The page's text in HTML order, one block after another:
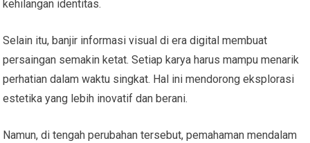
kehilangan identitas.
Selain itu, banjir informasi visual di era digital membuat
persaingan semakin ketat. Setiap karya harus mampu menarik
perhatian dalam waktu singkat. Hal ini mendorong eksplorasi
estetika yang lebih inovatif dan berani.
Namun, di tengah perubahan tersebut, pemahaman mendalam